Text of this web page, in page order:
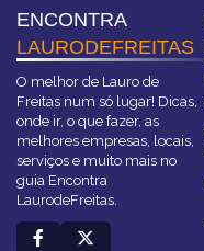
ENCONTRA
LAURODEFREITAS
O melhor de Lauro de
Freitas num só lugar! Dicas,
onde ir, o que fazer, as
melhores empresas, locais,
serviços e muito mais no
guia Encontra
LaurodeFreitas.